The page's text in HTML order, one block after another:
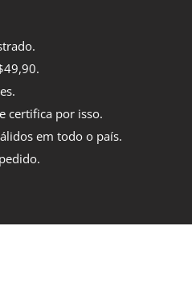
certifica por isso.
em todo o país.